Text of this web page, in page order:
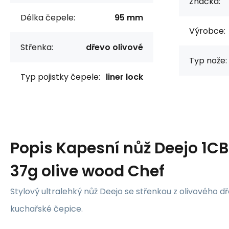
Délka čepele: 95 mm
Střenka: dřevo olivové
Typ pojistky čepele: liner lock
Výrobce:
Typ nože:
Popis Kapesní nůž Deejo
37g olive wood Chef
Stylový ultralehký nůž Deejo se střenkou z olivového
kuchařské čepice.